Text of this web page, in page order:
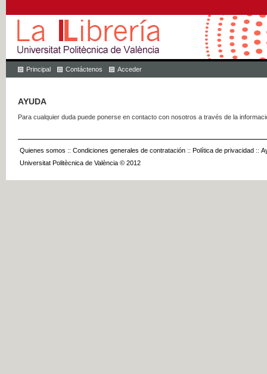
Principal Contáctenos Acceder
AYUDA
Para cualquier duda puede ponerse en contacto con nosotros a través de la
Quienes somos :: Condiciones generales de contratación :: Política de privacidad ::
Universitat Politècnica de València © 2012